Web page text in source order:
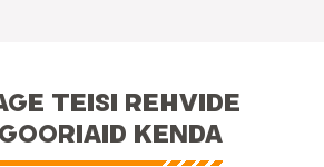
TEISI REHVIDE
KENDA